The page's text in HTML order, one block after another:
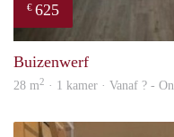
€ 625
Buizenwerf
28 m2 · 1 kamer · Vanaf ? -